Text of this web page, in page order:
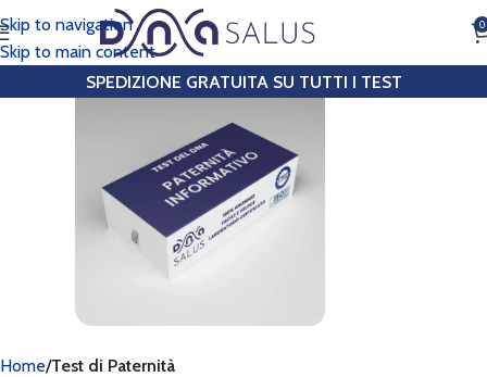
Skip to navigation
Skip to main content
0
SPEDIZIONE GRATUITA SU TUTTI I TEST
Home Test di Paternità